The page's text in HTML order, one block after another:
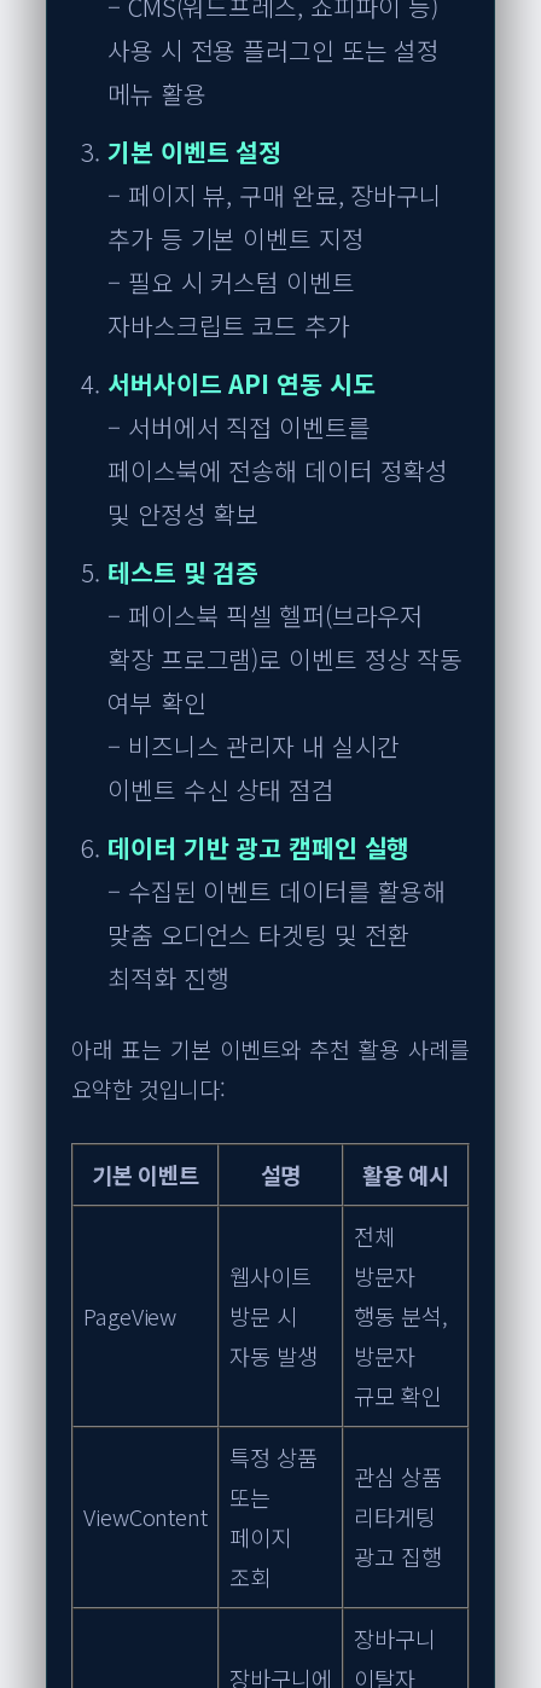
사용 시 전용 플러그인 또는 설정
메뉴 활용
기본 이벤트 설정
– 페이지 뷰, 구매 완료, 장바구니
추가 등 기본 이벤트 지정
– 필요 시 커스텀 이벤트
자바스크립트 코드 추가
서버사이드 API 연동 시도
– 서버에서 직접 이벤트를
페이스북에 전송해 데이터 정확성
및 안정성 확보
테스트 및 검증
– 페이스북 픽셀 헬퍼(브라우저
확장 프로그램)로 이벤트 정상 작동
여부 확인
– 비즈니스 관리자 내 실시간
이벤트 수신 상태 점검
데이터 기반 광고 캠페인 실행
– 수집된 이벤트 데이터를 활용해
맞춤 오디언스 타겟팅 및 전환
최적화 진행
아래 표는 기본 이벤트와 추천 활용 사례를
요약한 것입니다:
기본 이벤트 설명 활용 예시
PageView
웹사이트
방문 시
자동 발생
전체
방문자
행동 분석,
방문자
규모 확인
ViewContent
특정 상품
또는
페이지
조회
관심 상품
리타게팅
광고 집행
장바구니에
장바구니
이탈자